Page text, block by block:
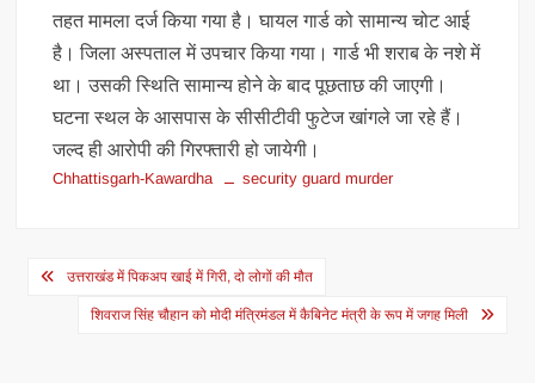
तहत मामला दर्ज किया गया है। घायल गार्ड को सामान्य चोट आई
है। जिला अस्पताल में उपचार किया गया। गार्ड भी शराब के नशे में
था। उसकी स्थिति सामान्य होने के बाद पूछताछ की जाएगी।
घटना स्थल के आसपास के सीसीटीवी फुटेज खांगले जा रहे हैं।
जल्द ही आरोपी की गिरफ्तारी हो जायेगी।
Chhattisgarh-Kawardha security guard murder
Post
navigation
उत्तराखंड में पिकअप खाई में गिरी, दो लोगों की मौत
श‍िवराज सिंह चौहान को मोदी मंत्रिमंडल में कैबिनेट मंत्री के रूप में जगह मिली